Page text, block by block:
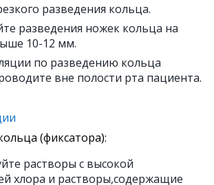
разведения кольца.
разведения ножек кольца на
10-12 мм.
по разведению кольца
вне полости рта пациента.
(фиксатора):
растворы с высокой
хлора и растворы,содержащие